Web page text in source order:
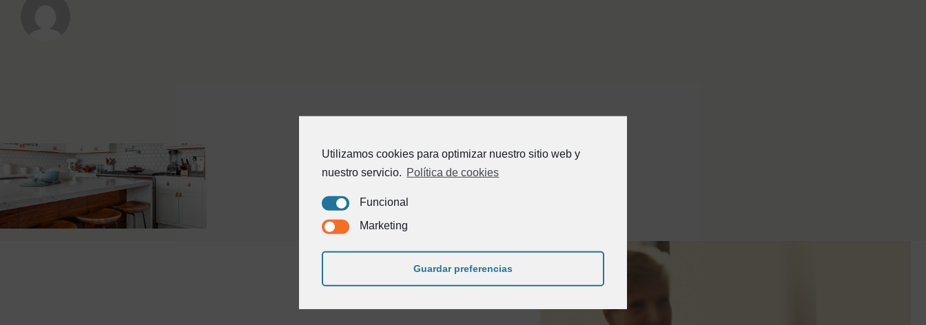
Utilizamos cookies para optimizar nuestro sitio web y
nuestro servicio. Política de cookies
Funcional
Marketing
Guardar preferencias